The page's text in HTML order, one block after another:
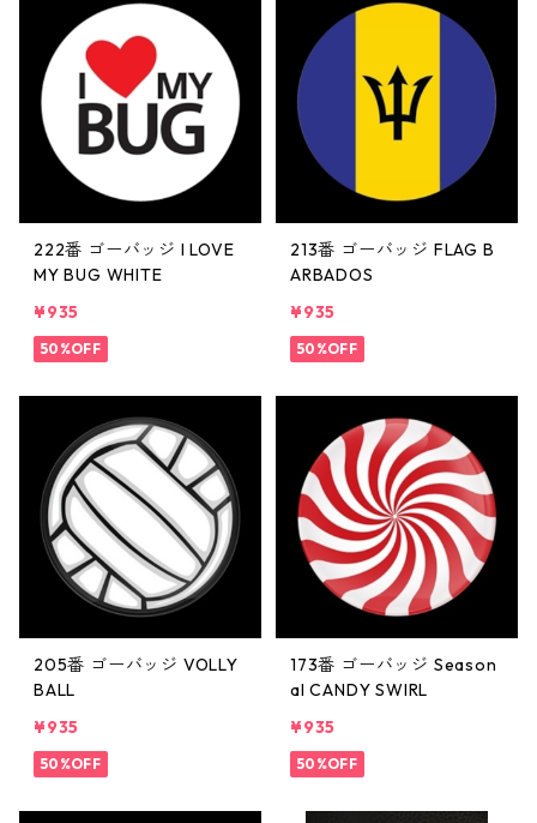
222番 ゴーバッジ I LOVE
MY BUG WHITE
¥935
50%OFF
213番 ゴーバッジ FLAG B
ARBADOS
¥935
50%OFF
205番 ゴーバッジ VOLLY
BALL
¥935
50%OFF
173番 ゴーバッジ Season
al CANDY SWIRL
¥935
50%OFF